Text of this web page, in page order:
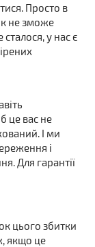
Просто в
не зможе
у нас є
це вас не
І ми
і
Для гарантії
цього збитки
якщо це